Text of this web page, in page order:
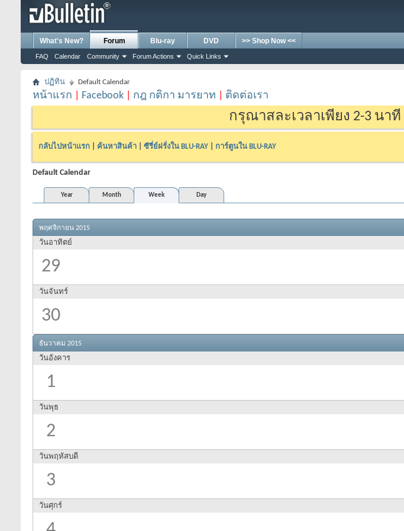
What's New? Forum
FAQ Calendar Community Forum Actions Quick Links
Blu-ray DVD >> Shop Now <<
ปฏิทิน Default Calendar
หน้าแรก Facebook กฎ กติกา มารยาท ติดต่อเรา
กรุณาสละเวลาเพียง 2-3 นาที
กลับไปหน้าแรก ค้นหาสินค้า ซีรี่ย์ฝรั่งใน BLU-RAY การ์ตูนใน BLU-RAY
Default Calendar
Year
Month Week Day
พฤศจิกายน 2015
วันอาทิตย์
29
วันจันทร์
30
ธันวาคม 2015
วันอังคาร
1
วันพุธ
2
วันพฤหัสบดี
3
วันศุกร์